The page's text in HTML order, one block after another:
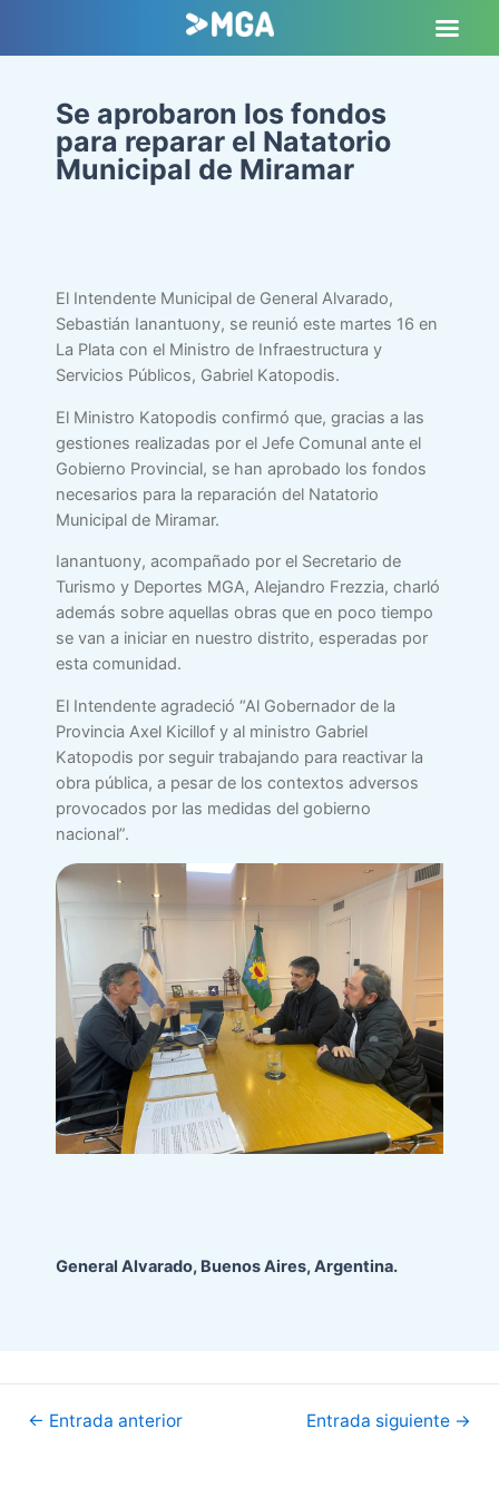
Se aprobaron los fondos
para reparar el Natatorio
Municipal de Miramar
El Intendente Municipal de General Alvarado,
Sebastián Ianantuony, se reunió este martes 16 en
La Plata con el Ministro de Infraestructura y
Servicios Públicos, Gabriel Katopodis.
El Ministro Katopodis confirmó que, gracias a las
gestiones realizadas por el Jefe Comunal ante el
Gobierno Provincial, se han aprobado los fondos
necesarios para la reparación del Natatorio
Municipal de Miramar.
Ianantuony, acompañado por el Secretario de
Turismo y Deportes MGA, Alejandro Frezzia, charló
además sobre aquellas obras que en poco tiempo
se van a iniciar en nuestro distrito, esperadas por
esta comunidad.
El Intendente agradeció “Al Gobernador de la
Provincia Axel Kicillof y al ministro Gabriel
Katopodis por seguir trabajando para reactivar la
obra pública, a pesar de los contextos adversos
provocados por las medidas del gobierno
nacional”.
General Alvarado, Buenos Aires, Argentina.
Navegación
← Entrada anterior Entrada siguiente →